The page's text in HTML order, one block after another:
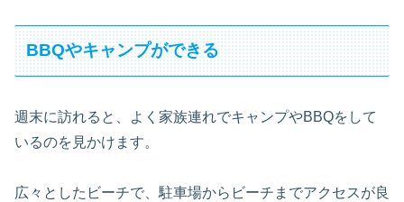
BBQやキャンプができる
週末に訪れると、よく家族連れでキャンプやBBQをして
いるのを見かけます。
広々としたビーチで、駐車場からビーチまでアクセスが良